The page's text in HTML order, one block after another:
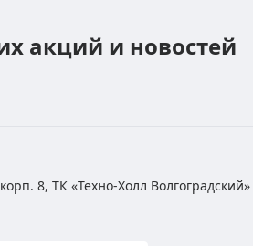
акций и новостей
8, ТК «Техно-Холл Волгоградский»